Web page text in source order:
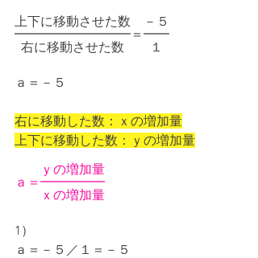
上下に移動させた数　－５
━━━━━━━━━＝━━
  右に移動させた数　　１
ａ＝－５
右に移動した数：ｘの増加量
上下に移動した数：ｙの増加量
ｙの増加量
ａ＝━━━━━
ｘの増加量
1）
ａ＝－５／１＝－５